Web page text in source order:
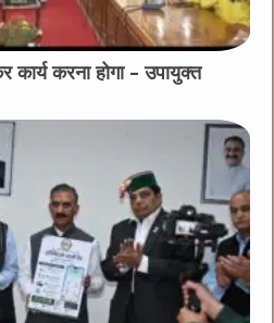
करना होगा – उपायुक्त